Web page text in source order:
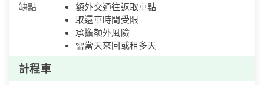
缺點
額外交通往返取車點
取還車時間受限
承擔額外風險
需當天來回或租多天
計程車